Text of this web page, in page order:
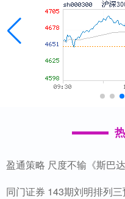
盈通策略 尺度不输《斯巴
同门证券 143期刘明排列